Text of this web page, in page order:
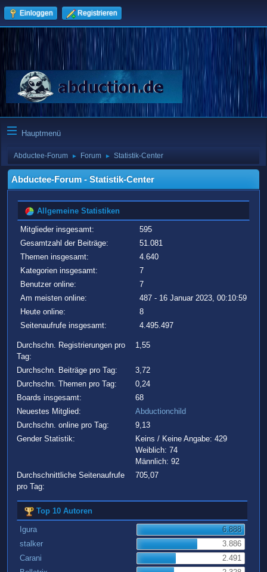
Einloggen Registrieren
Hauptmenü
Abductee-Forum ► Forum ► Statistik-Center
Abductee-Forum - Statistik-Center
Allgemeine Statistiken
Mitglieder insgesamt:
595
Gesamtzahl der Beiträge:
51.081
Themen insgesamt:
4.640
Kategorien insgesamt:
7
Benutzer online:
7
Am meisten online:
487 - 16 Januar 2023, 00:10:59
Heute online:
8
Seitenaufrufe insgesamt:
4.495.497
Durchschn. Registrierungen pro
Tag:
1,55
Durchschn. Beiträge pro Tag:
3,72
Durchschn. Themen pro Tag:
0,24
Boards insgesamt:
68
Neuestes Mitglied:
Abductionchild
Durchschn. online pro Tag:
9,13
Gender Statistik:
Keins / Keine Angabe: 429
Weiblich: 74
Männlich: 92
Durchschnittliche Seitenaufrufe
pro Tag:
705,07
Top 10 Autoren
Igura
6.888
stalker
3.886
Carani
2.491